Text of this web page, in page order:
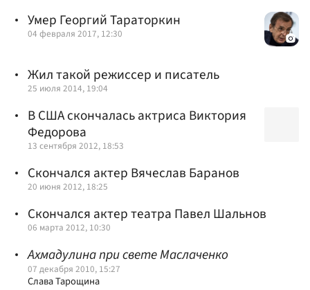
Умер Георгий Тараторкин
04 февраля 2017, 12:30
Жил такой режиссер и писатель
25 июля 2014, 19:04
В США скончалась актриса Виктория
Федорова
13 сентября 2012, 18:53
Скончался актер Вячеслав Баранов
20 июня 2012, 18:25
Скончался актер театра Павел Шальнов
06 марта 2012, 10:30
Ахмадулина при свете Маслаченко
07 декабря 2010, 15:27
Слава Тарощина